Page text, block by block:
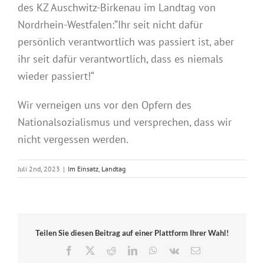
des KZ Auschwitz-Birkenau im Landtag von
Nordrhein-Westfalen:“Ihr seit nicht dafür
persönlich verantwortlich was passiert ist, aber
ihr seit dafür verantwortlich, dass es niemals
wieder passiert!“
Wir verneigen uns vor den Opfern des
Nationalsozialismus und versprechen, dass wir
nicht vergessen werden.
Juli 2nd, 2023 | Im Einsatz, Landtag
Teilen Sie diesen Beitrag auf einer Plattform Ihrer Wahl!
Facebook
RedditLinkedInWhatsApp
Vk
E-